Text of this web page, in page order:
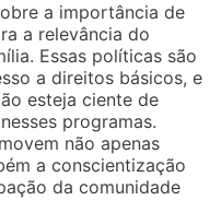
a importância de
a relevância do
Essas políticas são
a direitos básicos, e
esteja ciente de
programas.
não apenas
a conscientização
da comunidade